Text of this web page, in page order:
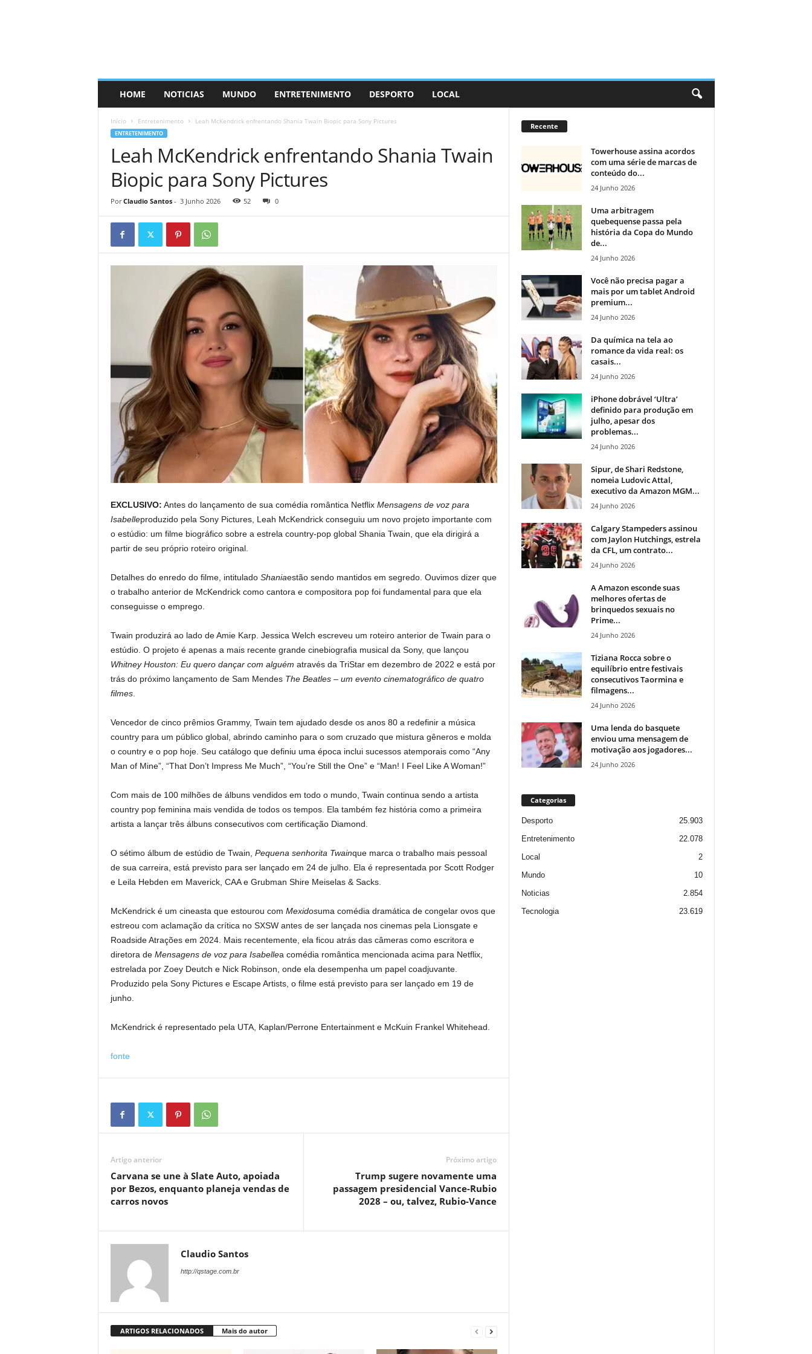
HOME NOTICIAS MUNDO ENTRETENIMENTO DESPORTO LOCAL
Início Entretenimento Leah McKendrick enfrentando Shania Twain Biopic para Sony Pictures
ENTRETENIMENTO
Leah McKendrick enfrentando Shania Twain
Biopic para Sony Pictures
Por Claudio Santos- 3 Junho 2026 52 0
EXCLUSIVO: Antes do lançamento de sua comédia romântica Netflix Mensagens de voz para
Isabelleproduzido pela Sony Pictures, Leah McKendrick conseguiu um novo projeto importante com
o estúdio: um filme biográfico sobre a estrela country-pop global Shania Twain, que ela dirigirá a
partir de seu próprio roteiro original.
Detalhes do enredo do filme, intitulado Shaniaestão sendo mantidos em segredo. Ouvimos dizer que
o trabalho anterior de McKendrick como cantora e compositora pop foi fundamental para que ela
conseguisse o emprego.
Twain produzirá ao lado de Amie Karp. Jessica Welch escreveu um roteiro anterior de Twain para o
estúdio. O projeto é apenas a mais recente grande cinebiografia musical da Sony, que lançou
Whitney Houston: Eu quero dançar com alguém através da TriStar em dezembro de 2022 e está por
trás do próximo lançamento de Sam Mendes The Beatles – um evento cinematográfico de quatro
filmes.
Vencedor de cinco prêmios Grammy, Twain tem ajudado desde os anos 80 a redefinir a música
country para um público global, abrindo caminho para o som cruzado que mistura gêneros e molda
o country e o pop hoje. Seu catálogo que definiu uma época inclui sucessos atemporais como “Any
Man of Mine”, “That Don’t Impress Me Much”, “You’re Still the One” e “Man! I Feel Like A Woman!”
Com mais de 100 milhões de álbuns vendidos em todo o mundo, Twain continua sendo a artista
country pop feminina mais vendida de todos os tempos. Ela também fez história como a primeira
artista a lançar três álbuns consecutivos com certificação Diamond.
O sétimo álbum de estúdio de Twain, Pequena senhorita Twainque marca o trabalho mais pessoal
de sua carreira, está previsto para ser lançado em 24 de julho. Ela é representada por Scott Rodger
e Leila Hebden em Maverick, CAA e Grubman Shire Meiselas & Sacks.
McKendrick é um cineasta que estourou com Mexidosuma comédia dramática de congelar ovos que
estreou com aclamação da crítica no SXSW antes de ser lançada nos cinemas pela Lionsgate e
Roadside Atrações em 2024. Mais recentemente, ela ficou atrás das câmeras como escritora e
diretora de Mensagens de voz para Isabellea comédia romântica mencionada acima para Netflix,
estrelada por Zoey Deutch e Nick Robinson, onde ela desempenha um papel coadjuvante.
Produzido pela Sony Pictures e Escape Artists, o filme está previsto para ser lançado em 19 de
junho.
McKendrick é representado pela UTA, Kaplan/Perrone Entertainment e McKuin Frankel Whitehead.
fonte
Artigo anterior
Carvana se une à Slate Auto, apoiada
por Bezos, enquanto planeja vendas de
carros novos
Próximo artigo
Trump sugere novamente uma
passagem presidencial Vance-Rubio
2028 – ou, talvez, Rubio-Vance
Claudio Santos
http://qstage.com.br
ARTIGOS RELACIONADOS Mais do autor
Recente
Towerhouse assina acordos
com uma série de marcas de
conteúdo do...
24 Junho 2026
Uma arbitragem
quebequense passa pela
história da Copa do Mundo
de...
24 Junho 2026
Você não precisa pagar a
mais por um tablet Android
premium...
24 Junho 2026
Da química na tela ao
romance da vida real: os
casais...
24 Junho 2026
iPhone dobrável ‘Ultra’
definido para produção em
julho, apesar dos
problemas...
24 Junho 2026
Sipur, de Shari Redstone,
nomeia Ludovic Attal,
executivo da Amazon MGM...
24 Junho 2026
Calgary Stampeders assinou
com Jaylon Hutchings, estrela
da CFL, um contrato...
24 Junho 2026
A Amazon esconde suas
melhores ofertas de
brinquedos sexuais no
Prime...
24 Junho 2026
Tiziana Rocca sobre o
equilíbrio entre festivais
consecutivos Taormina e
filmagens...
24 Junho 2026
Uma lenda do basquete
enviou uma mensagem de
motivação aos jogadores...
24 Junho 2026
Categorias
Desporto
25.903
Entretenimento
22.078
Local
2
Mundo
10
Noticias
2.854
Tecnologia
23.619